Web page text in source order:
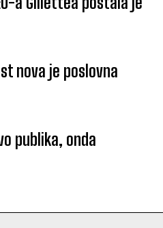
nova je poslovna
publika, onda